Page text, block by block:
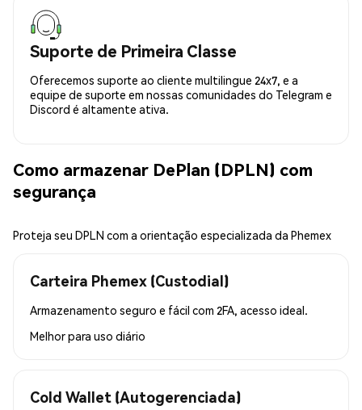
Suporte de Primeira Classe
Oferecemos suporte ao cliente multilingue 24x7, e a
equipe de suporte em nossas comunidades do Telegram e
Discord é altamente ativa.
Como armazenar DePlan (DPLN) com
segurança
Proteja seu DPLN com a orientação especializada da Phemex
Carteira Phemex (Custodial)
Armazenamento seguro e fácil com 2FA, acesso ideal.
Melhor para uso diário
Cold Wallet (Autogerenciada)